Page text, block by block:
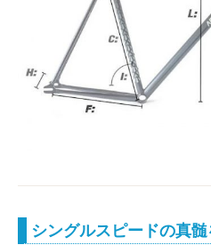
シングルスピードの真